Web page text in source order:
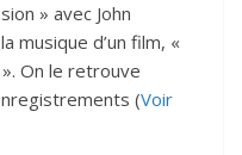
» avec John
musique d’un film, «
On le retrouve
(Voir